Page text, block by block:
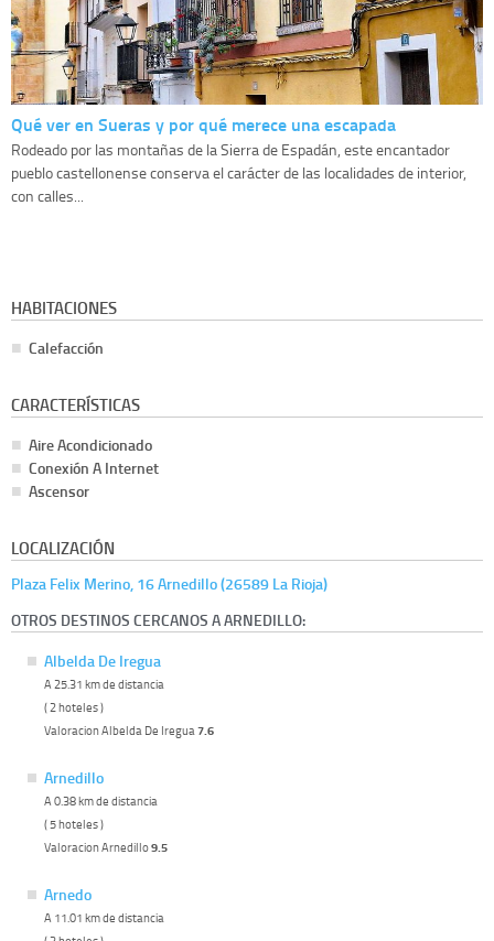
Qué ver en Sueras y por qué merece una escapada
Rodeado por las montañas de la Sierra de Espadán, este encantador
pueblo castellonense conserva el carácter de las localidades de interior,
con calles...
HABITACIONES
Calefacción
CARACTERÍSTICAS
Aire Acondicionado
Conexión A Internet
Ascensor
LOCALIZACIÓN
Plaza Felix Merino, 16 Arnedillo (26589 La Rioja)
OTROS DESTINOS CERCANOS A ARNEDILLO:
Albelda De Iregua
A 25.31 km de distancia
( 2 hoteles )
Valoracion Albelda De Iregua7.6
Arnedillo
A 0.38 km de distancia
( 5 hoteles )
Valoracion Arnedillo9.5
Arnedo
A 11.01 km de distancia